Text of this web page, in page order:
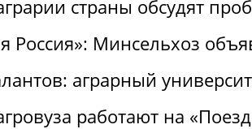
страны обсудят
Россия»: Минсельхоз
аграрный
работают на